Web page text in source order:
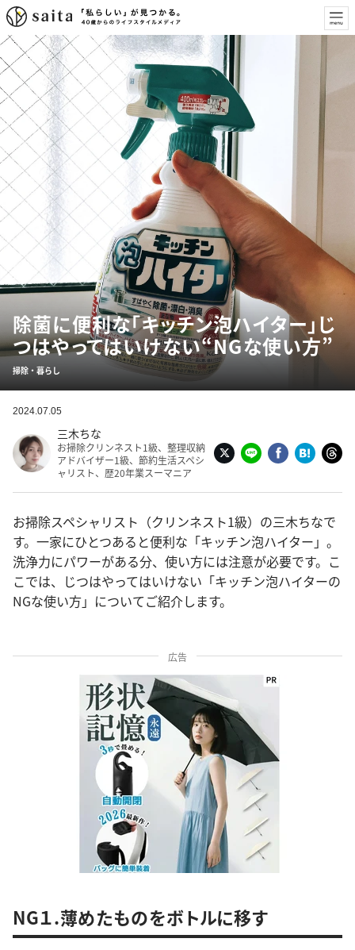
除菌に便利な「キッチン泡ハイター」じ
つはやってはいけない“NGな使い方”
掃除・暮らし
2024.07.05
三木ちな
お掃除クリンネスト1級、整理収納
アドバイザー1級、節約生活スペシ
ャリスト、歴20年業スーマニア
お掃除スペシャリスト（クリンネスト1級）の三木ちなで
す。一家にひとつあると便利な「キッチン泡ハイター」。
洗浄力にパワーがある分、使い方には注意が必要です。こ
こでは、じつはやってはいけない「キッチン泡ハイターの
NGな使い方」についてご紹介します。
広告
NG１.薄めたものをボトルに移す